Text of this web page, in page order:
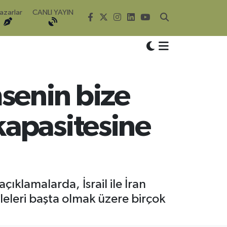
CANLI YAYIN
bize
İsrail ile İran
başta olmak üzere birçok